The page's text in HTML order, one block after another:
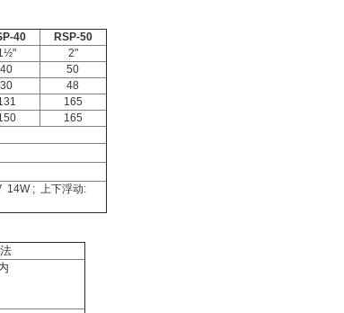
40
RSP-50
2"
40
50
30
48
165
165
14W ; 上下浮动: